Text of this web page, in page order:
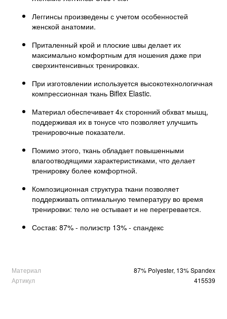
Леггинсы произведены с учетом особенностей
женской анатомии.
Приталенный крой и плоские швы делает их
максимально комфортным для ношения даже при
сверхинтенсивных тренировках.
При изготовлении используется высокотехнологичная
компрессионная ткань Biflex Elastic.
Материал обеспечивает 4х сторонний обхват мышц,
поддерживая их в тонусе что позволяет улучшить
тренировочные показатели.
Помимо этого, ткань обладает повышенными
влагоотводящими характеристиками, что делает
тренировку более комфортной.
Композиционная структура ткани позволяет
поддерживать оптимальную температуру во время
тренировки: тело не остывает и не перегревается.
Состав: 87% - полиэстр 13% - спандекс
Материал
87% Polyester, 13% Spandex
Артикул
415539